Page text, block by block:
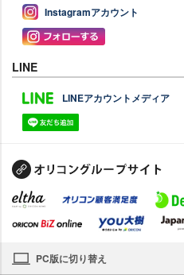
Instagramアカウント
LINE
LINEアカウントメディア
PC版に切り替え